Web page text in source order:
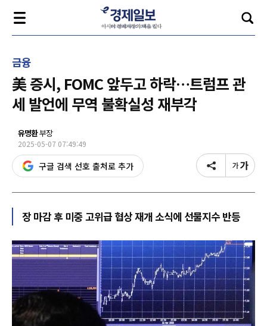
금융
美 증시, FOMC 앞두고 하락…트럼프 관
세 발언에 무역 불확실성 재부각
유명환부장
2025-05-07 07:49:49
구글 검색 선호 출처로 추가
장 마감 후 미중 고위급 협상 재개 소식에 선물지수 반등